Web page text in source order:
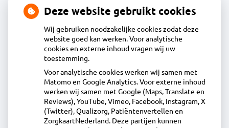
Apotheek Daalmeer
J.Naberstraat 43, 1827LB Alkmaar
072-5613434
info@apotheekdaalmeer.nl
Deze website gebruikt cookies
Wij gebruiken noodzakelijke cookies zodat deze
website goed kan werken. Voor analytische
cookies en externe inhoud vragen wij uw
toestemming.
Voor analytische cookies werken wij samen met
Matomo en Google Analytics. Voor externe inhoud
werken wij samen met Google (Maps, Translate en
Reviews), YouTube, Vimeo, Facebook, Instagram, X
(Twitter), Qualizorg, Patiëntenvertellen en
ZorgkaartNederland. Deze partijen kunnen